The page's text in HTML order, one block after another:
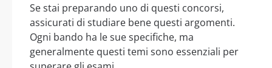
Se stai preparando uno di questi concorsi,
assicurati di studiare bene questi argomenti.
Ogni bando ha le sue specifiche, ma
generalmente questi temi sono essenziali per